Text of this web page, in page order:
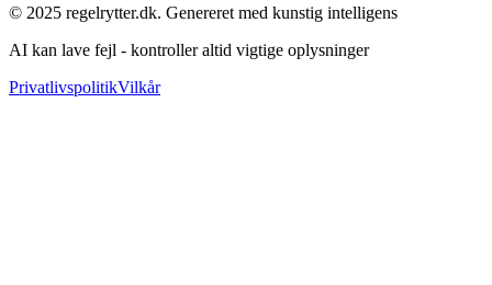
© 2025 regelrytter.dk. Genereret med kunstig intelligens
AI kan lave fejl - kontroller altid vigtige oplysninger
PrivatlivspolitikVilkår